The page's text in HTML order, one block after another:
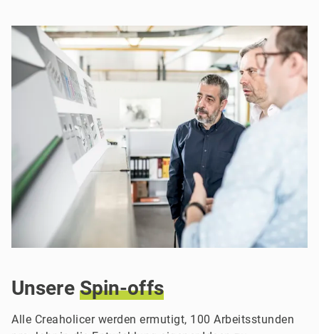
Unsere Spin-offs
Alle Creaholicer werden ermutigt, 100 Arbeitsstunden